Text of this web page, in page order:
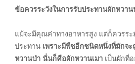
ข้อควรระวังในการรับประทานผักหวาน
แม้จะมีคุณค่าทางอาหารสูง แต่ก็ควรระ
ประทาน เพราะมีพืชอีกชนิดหนึ่งที่มักจะ
หวานป่า นั่นก็คือผักหวานเมา เป็นผักที่